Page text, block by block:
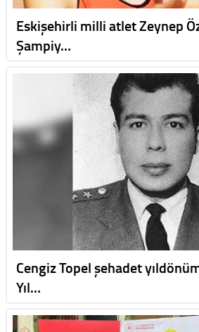
Eskişehirli milli atlet Zeynep
Şampiy…
Cengiz Topel şehadet
Yıl…